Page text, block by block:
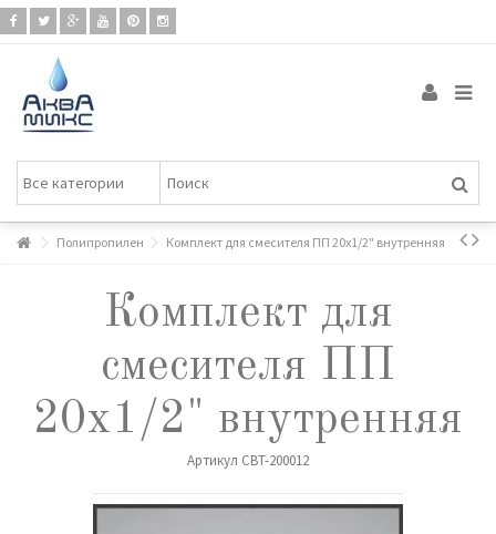
Полипропилен Комплект для смесителя ПП 20х1/2" внутренняя
Комплект для
смесителя ПП
20х1/2" внутренняя
Артикул CBT-200012